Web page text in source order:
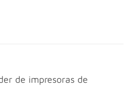
de impresoras de